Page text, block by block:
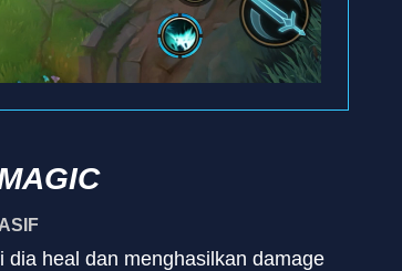
heal dan menghasilkan damage